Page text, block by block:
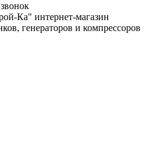
Ка" интернет-магазин
генераторов и компрессоров